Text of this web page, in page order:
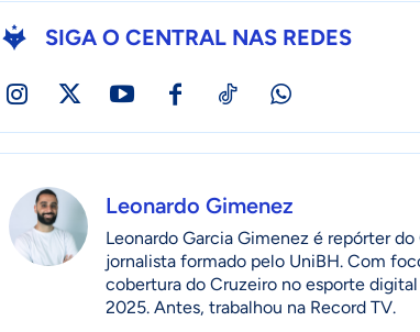
SIGA O CENTRAL NAS REDES
Leonardo Gimenez
Leonardo Garcia Gimenez é repórter
jornalista formado pelo UniBH. Com
cobertura do Cruzeiro no esporte
2025. Antes, trabalhou na Record TV.